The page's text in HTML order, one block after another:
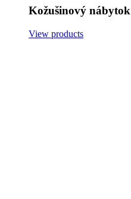
Kožušinový nábytok
View products